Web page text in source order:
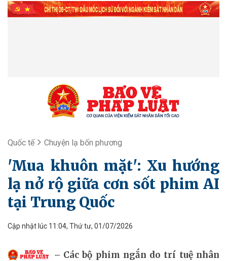
Quốc tế Chuyện lạ bốn phương
'Mua khuôn mặt': Xu hướng
lạ nở rộ giữa cơn sốt phim AI
tại Trung Quốc
Cập nhật lúc 11:04, Thứ tư, 01/07/2026
Các bộ phim ngắn do trí tuệ nhân